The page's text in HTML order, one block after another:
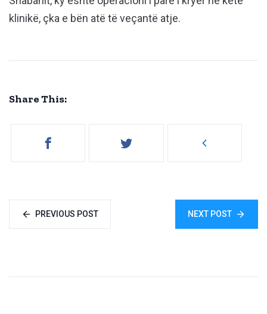
klinikë, çka e bën atë të veçantë atje.
Share This:
PREVIOUS POST NEXT POST